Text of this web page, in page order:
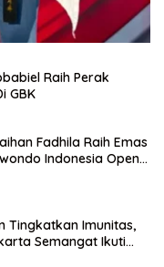
Raih Perak
GBK
Fadhila Raih Emas
Indonesia Open
Tingkatkan Imunitas,
Semangat Ikuti